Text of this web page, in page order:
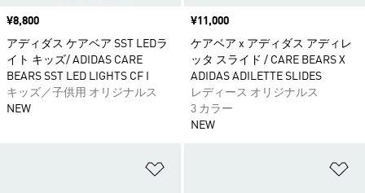
価格
¥8,800
アディダス ケアベア SST LEDラ
イト キッズ/ ADIDAS CARE
BEARS SST LED LIGHTS CF I
キッズ／子供用 オリジナルス
NEW
価格
¥11,000
ケアベア x アディダス アディレ
ッタ スライド / CARE BEARS X
ADIDAS ADILETTE SLIDES
レディース オリジナルス
3 カラー
NEW